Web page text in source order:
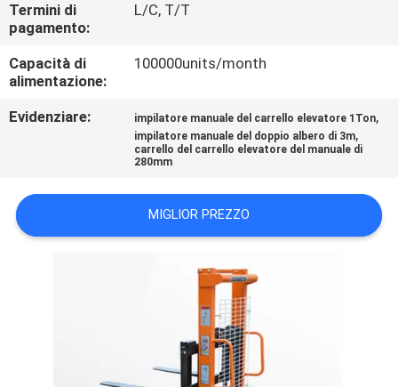
NOTIZIE
UNA
MAPPA
DEL
Termini di
pagamento:
L/C, T/T
Capacità di
alimentazione:
100000units/month
Evidenziare: impilatore manuale del carrello elevatore 1Ton,
impilatore manuale del doppio albero di 3m,
carrello del carrello elevatore del manuale di
280mm
MIGLIOR PREZZO